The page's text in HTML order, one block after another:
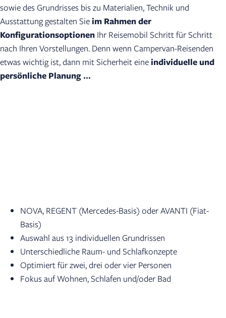
sowie des Grundrisses bis zu Materialien, Technik und
Ausstattung gestalten Sie im Rahmen der
Konfigurationsoptionen Ihr Reisemobil Schritt für Schritt
nach Ihren Vorstellungen. Denn wenn Campervan-Reisenden
etwas wichtig ist, dann mit Sicherheit eine individuelle und
persönliche Planung …
NOVA, REGENT (Mercedes-Basis) oder AVANTI (Fiat-
Basis)
Auswahl aus 13 individuellen Grundrissen
Unterschiedliche Raum- und Schlafkonzepte
Optimiert für zwei, drei oder vier Personen
Fokus auf Wohnen, Schlafen und/oder Bad